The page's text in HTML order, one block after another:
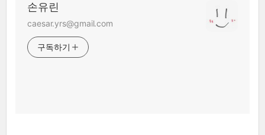
손유린
caesar.yrs@gmail.com
구독하기